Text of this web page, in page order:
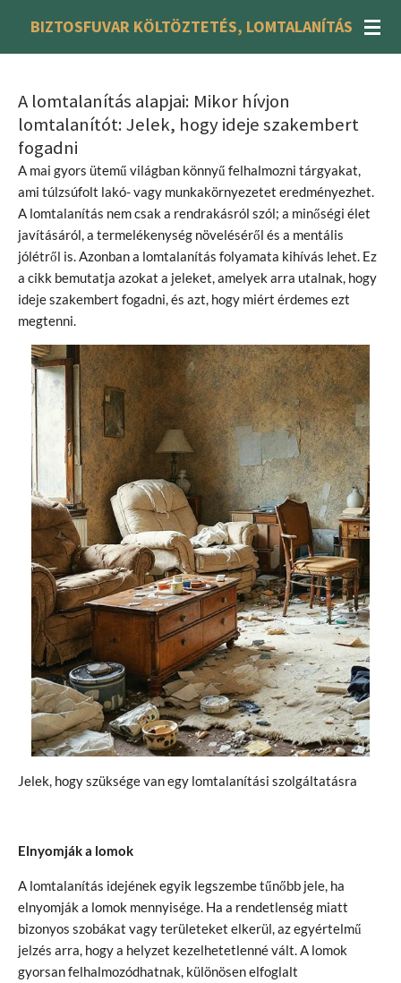
SkipBIZTOSFUVAR KÖLTÖZTETÉS, LOMTALANÍTÁS
A lomtalanítás alapjai: Mikor hívjon
lomtalanítót: Jelek, hogy ideje szakembert
fogadni
A mai gyors ütemű világban könnyű felhalmozni tárgyakat,
ami túlzsúfolt lakó- vagy munkakörnyezetet eredményezhet.
A lomtalanítás nem csak a rendrakásról szól; a minőségi élet
javításáról, a termelékenység növeléséről és a mentális
jólétről is. Azonban a lomtalanítás folyamata kihívás lehet. Ez
a cikk bemutatja azokat a jeleket, amelyek arra utalnak, hogy
ideje szakembert fogadni, és azt, hogy miért érdemes ezt
megtenni.
Jelek, hogy szüksége van egy lomtalanítási szolgáltatásra
Elnyomják a lomok
A lomtalanítás idejének egyik legszembe tűnőbb jele, ha
elnyomják a lomok mennyisége. Ha a rendetlenség miatt
bizonyos szobákat vagy területeket elkerül, az egyértelmű
jelzés arra, hogy a helyzet kezelhetetlenné vált. A lomok
gyorsan felhalmozódhatnak, különösen elfoglalt